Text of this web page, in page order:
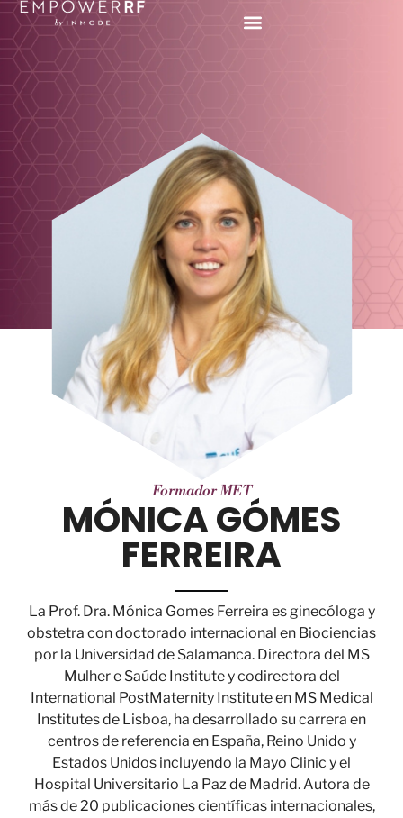
Formador MET
MÓNICA GÓMES
FERREIRA
La Prof. Dra. Mónica Gomes Ferreira es ginecóloga y
obstetra con doctorado internacional en Biociencias
por la Universidad de Salamanca. Directora del MS
Mulher e Saúde Institute y codirectora del
International PostMaternity Institute en MS Medical
Institutes de Lisboa, ha desarrollado su carrera en
centros de referencia en España, Reino Unido y
Estados Unidos incluyendo la Mayo Clinic y el
Hospital Universitario La Paz de Madrid. Autora de
más de 20 publicaciones científicas internacionales,